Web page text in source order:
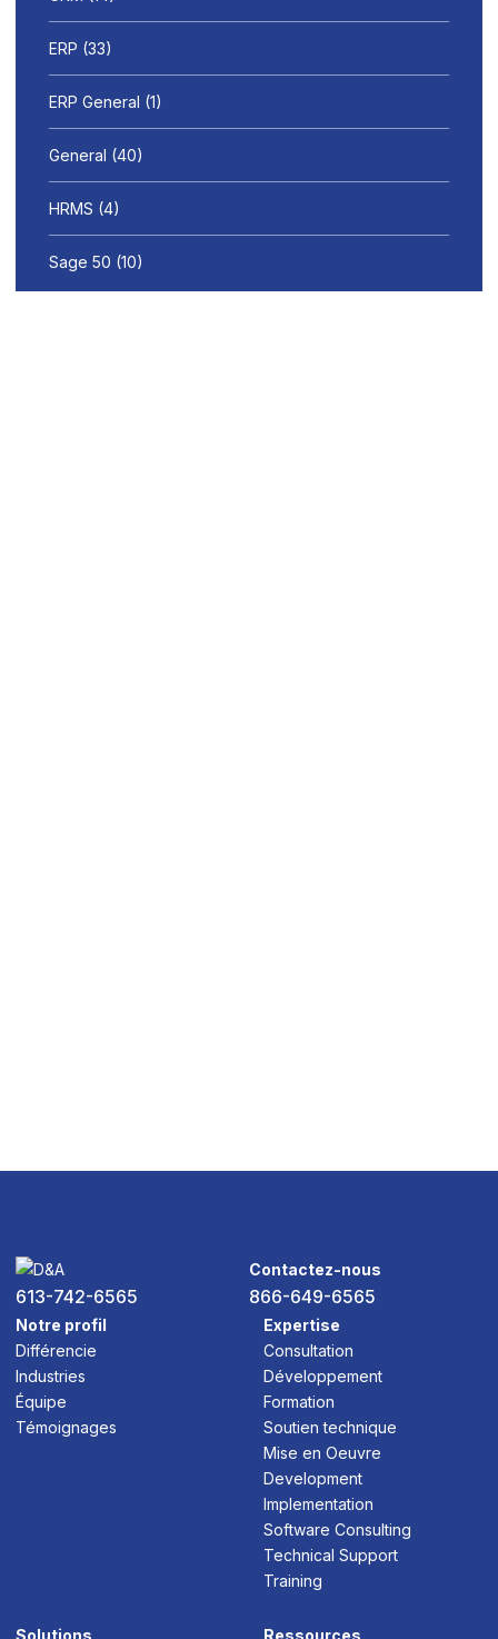
ERP (33)
ERP General (1)
General (40)
HRMS (4)
Sage 50 (10)
Notre profil
Différencie
Industries
Équipe
Témoignages
Expertise
Consultation
Développement
Formation
Soutien technique
Mise en Oeuvre
Development
Implementation
Software Consulting
Technical Support
Training
Contactez-nous
613-742-6565 866-649-6565